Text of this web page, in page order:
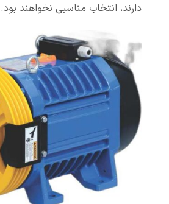
دارند، انتخاب مناسبی نخواهند بود.